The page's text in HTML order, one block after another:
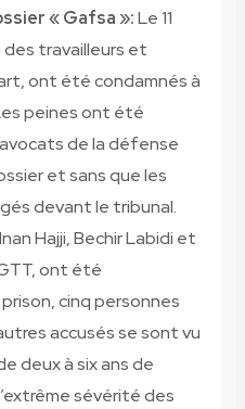
« Gafsa »:Le 11
travailleurs et
ont été condamnés à
peines ont été
de la défense
et sans que les
devant le tribunal.
Hajji, Bechir Labidi et
ont été
cinq personnes
accusés se sont vu
deux à six ans de
sévérité des